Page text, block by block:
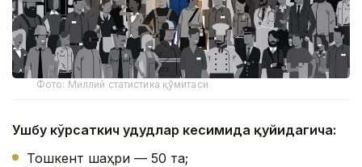
Фото: Миллий статистика қўмитаси
Ушбу кўрсаткич ҳудудлар кесимида қуйидагича:
Тошкент шаҳри — 50 та;